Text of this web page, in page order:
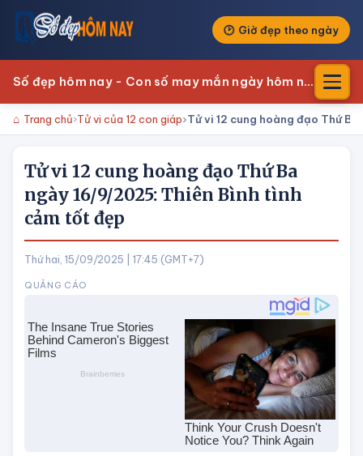
Giờ đẹp theo ngày
Số đẹp hôm nay - Con số may mắn ngày hôm nay
Trang chủ Tử vi của 12 con giáp Tử vi 12 cung hoàng đạo Thứ
Tử vi 12 cung hoàng đạo Thứ Ba
ngày 16/9/2025: Thiên Bình tình
cảm tốt đẹp
Thứ hai, 15/09/2025 | 17:45 (GMT+7)